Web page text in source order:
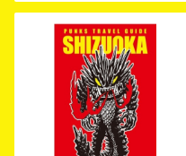
復興支援T-shirt (XXL & XXX